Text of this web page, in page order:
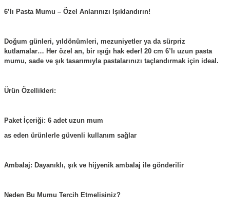
6’lı Pasta Mumu – Özel Anlarınızı Işıklandırın!
Doğum günleri, yıldönümleri, mezuniyetler ya da sürpriz
kutlamalar… Her özel an, bir ışığı hak eder! 20 cm 6’lı uzun pasta
mumu, sade ve şık tasarımıyla pastalarınızı taçlandırmak için ideal.
Ürün Özellikleri:
Paket İçeriği: 6 adet uzun mum
as eden ürünlerle güvenli kullanım sağlar
Ambalaj: Dayanıklı, şık ve hijyenik ambalaj ile gönderilir
Neden Bu Mumu Tercih Etmelisiniz?